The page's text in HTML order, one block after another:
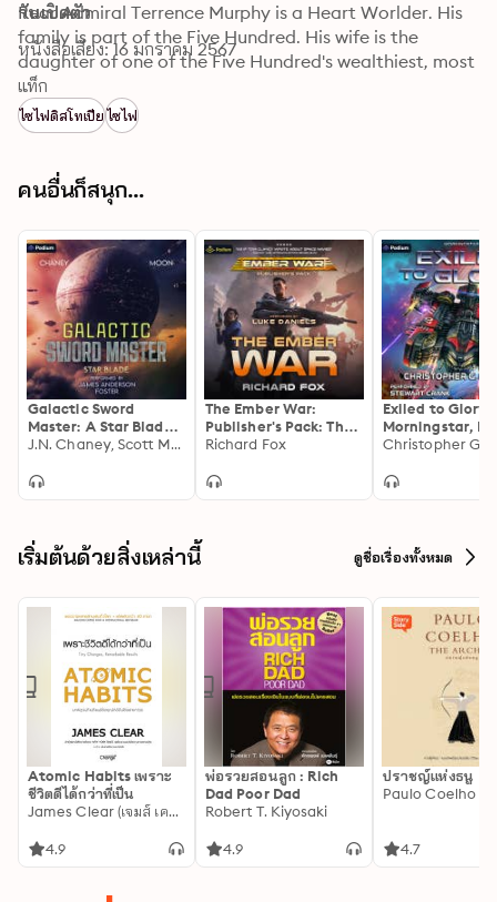
Rear Admiral Terrence Murphy is a Heart Worlder. His
family is part of the Five Hundred. His wife is the
daughter of one of the Five Hundred's wealthiest, most
powerful industrialists. His sons and his daughter can
easily avoid military service, and political power is his
for the taking. There is no end to how high he can rise in
All he has to do is successfully complete a risk-free
military "governorship" in the backwater Fringe System
people sending him to New Dublin have miscalculated
because Terrence Murphy is a man who believes in
honor. He believes in duty—in common decency and
responsibility. He believes there are dark and
dangerous secrets behind the façade of what
"everyone knows."
Terrence Murphy intends to meet those responsibilities,
to unearth those secrets, and he doesn't much care
what the Five Hundred want. He intends to put a stop
to the killing.
slaughter, and Hell itself is coming with him.
วันเปิดตัว
หนังสือเสียง: 16 มกราคม 2567
แท็ก
ไซไฟดิสโทเปียไซไฟ
คนอื่นก็สนุก...
Galactic Sword
Master: A Star Blade
Story
J.N. Chaney, Scott Moon
The Ember War:
Publisher's Pack: The
Ember War, Books 1-2
Richard Fox
Exiled to Glory:
Morningstar,
Christopher G.
เริ่มต้นด้วยสิ่งเหล่านี้ ดูชื่อเรื่องทั้งหมด
Atomic Habits เพราะ
ชีวิตดีได้กว่าที่เป็น
James Clear (เจมส์ เคลียร์)
4.9
พ่อรวยสอนลูก : Rich
Dad Poor Dad
Robert T. Kiyosaki
4.9
ปราชญ์แห่งธนู
Paulo Coelho
4.7